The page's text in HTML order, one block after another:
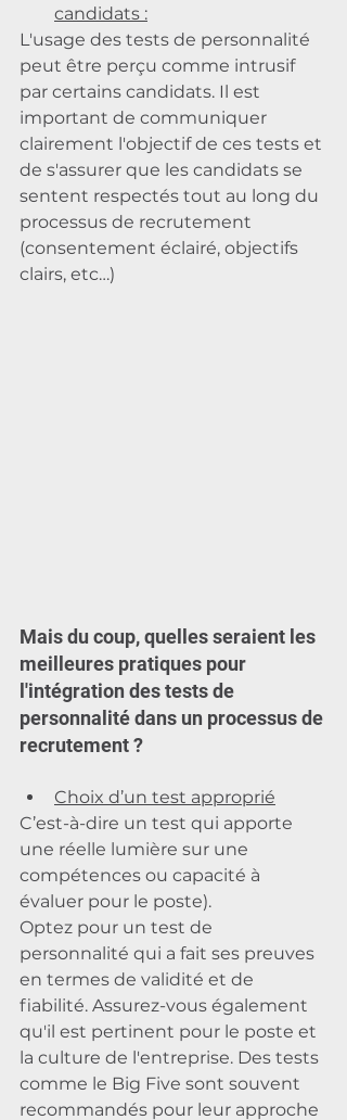
candidats :
L'usage des tests de personnalité
peut être perçu comme intrusif
par certains candidats. Il est
important de communiquer
clairement l'objectif de ces tests et
de s'assurer que les candidats se
sentent respectés tout au long du
processus de recrutement
(consentement éclairé, objectifs
clairs, etc…)
Mais du coup, quelles seraient les
meilleures pratiques pour
l'intégration des tests de
personnalité dans un processus de
recrutement ?
Choix d’un test approprié
C’est-à-dire un test qui apporte
une réelle lumière sur une
compétences ou capacité à
évaluer pour le poste).
Optez pour un test de
personnalité qui a fait ses preuves
en termes de validité et de
fiabilité. Assurez-vous également
qu'il est pertinent pour le poste et
la culture de l'entreprise. Des tests
comme le Big Five sont souvent
recommandés pour leur approche